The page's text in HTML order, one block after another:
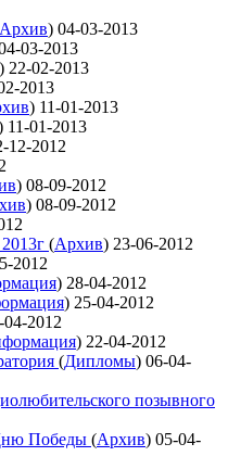
Архив) 04-03-2013
03-2013
) 22-02-2013
2013
) 11-01-2013
11-01-2013
12-2012
) 08-09-2012
) 08-09-2012
(Архив) 23-06-2012
2012
) 28-04-2012
) 25-04-2012
04-2012
) 22-04-2012
(Дипломы) 06-04-
позывного
Победы (Архив) 05-04-